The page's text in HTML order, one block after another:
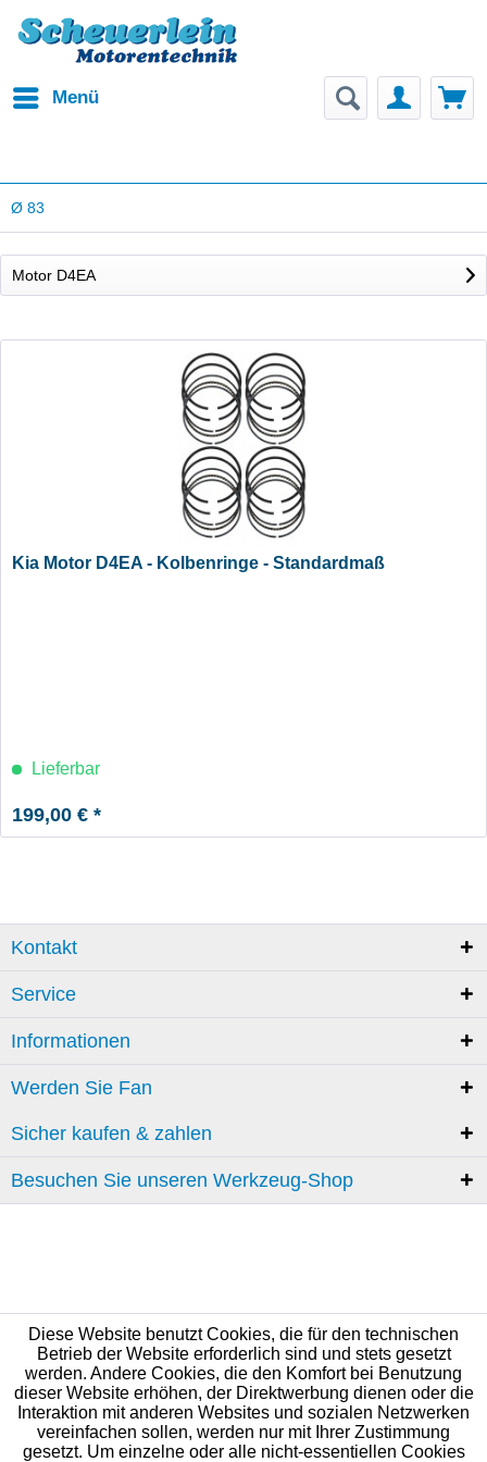
Menü
Ø 83
Motor D4EA
Kia Motor D4EA - Kolbenringe - Standardmaß
Lieferbar
199,00 € *
Kontakt
Service
Informationen
Werden Sie Fan
Sicher kaufen & zahlen
Besuchen Sie unseren Werkzeug-Shop
Diese Website benutzt Cookies, die für den technischen
Betrieb der Website erforderlich sind und stets gesetzt
werden. Andere Cookies, die den Komfort bei Benutzung
dieser Website erhöhen, der Direktwerbung dienen oder die
Interaktion mit anderen Websites und sozialen Netzwerken
vereinfachen sollen, werden nur mit Ihrer Zustimmung
gesetzt. Um einzelne oder alle nicht-essentiellen Cookies